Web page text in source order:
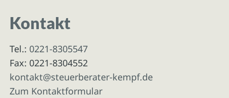
Kontakt
Tel.: 0221-8305547
Fax: 0221-8304552
kontakt@steuerberater-kempf.de
Zum Kontaktformular